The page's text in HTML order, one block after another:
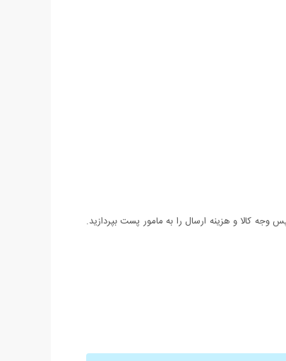
کالا و هزینه ارسال را به مامور پست بپردازید.